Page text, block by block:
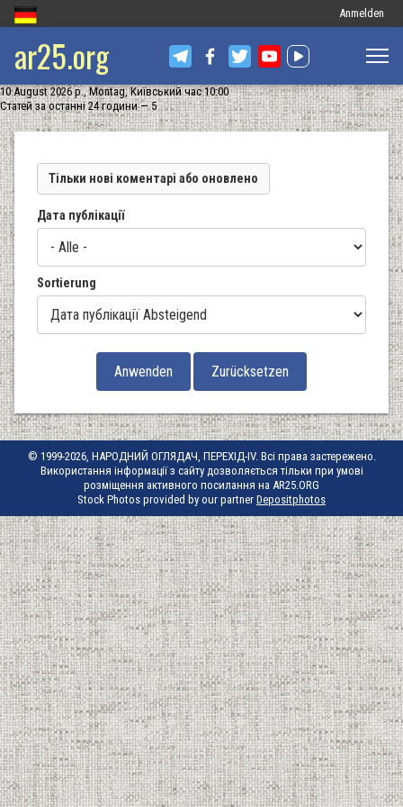
Меню
запису
користувача
Anmelden
ar25.org
10 August 2026 р., Montag, Київський час 10:00
Статей за останні 24 години — 5
Тільки нові коментарі або оновлено
Дата публікації
Sortierung
© 1999-2026, НАРОДНИЙ ОГЛЯДАЧ, ПЕРЕХІД-IV. Всі права застережено.
Використання інформації з сайту дозволяється тільки при умові
розміщення активного посилання на AR25.ORG
Stock Photos provided by our partner Depositphotos